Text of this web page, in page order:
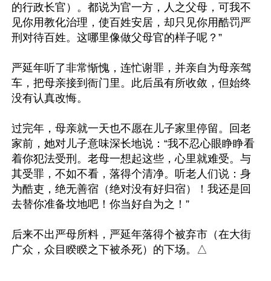
的行政长官）。都说为官一方，人之父母，可我不
见你用教化治理，使百姓安居，却只见你用酷罚严
刑对待百姓。这哪里像做父母官的样子呢？”
严延年听了非常惭愧，连忙谢罪，并亲自为母亲驾
车，把母亲接到衙门里。此后虽有所收敛，但始终
没有认真改悔。
过完年，母亲就一天也不愿在儿子家里停留。回老
家前，她对儿子意味深长地说：“我不忍心眼睁睁看
着你犯法受刑。老母一想起这些，心里就难受。与
其受罪，不如不看，落得个清净。听老人们说：身
为酷吏，绝无善宿（绝对没有好归宿）！我还是回
去替你准备坟地吧！你当好自为之！”
后来不出严母所料，严延年落得个被弃市（在大街